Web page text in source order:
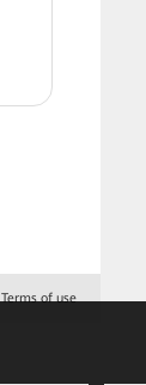
Terms of use